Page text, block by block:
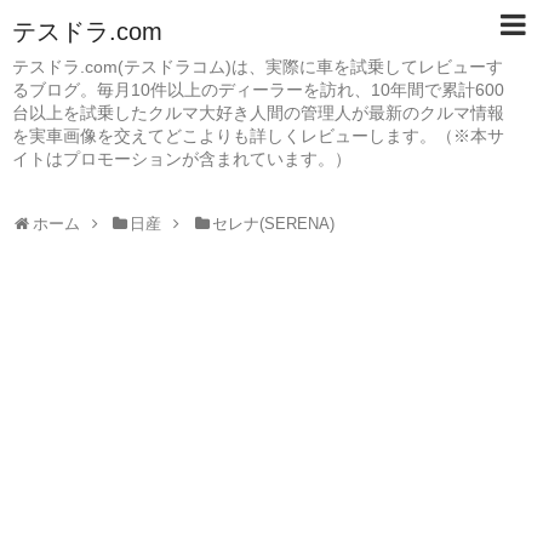
テスドラ.com
テスドラ.com(テスドラコム)は、実際に車を試乗してレビューす
るブログ。毎月10件以上のディーラーを訪れ、10年間で累計600
台以上を試乗したクルマ大好き人間の管理人が最新のクルマ情報
を実車画像を交えてどこよりも詳しくレビューします。（※本サ
イトはプロモーションが含まれています。）
ホーム 日産 セレナ(SERENA)